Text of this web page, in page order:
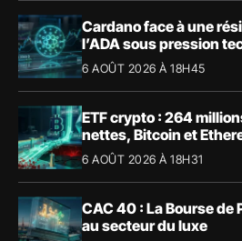
Cardano face à une
l’ADA sous pression
6 AOÛT 2026 À 18H45
ETF crypto : 264
nettes, Bitcoin et
6 AOÛT 2026 À 18H31
CAC 40 : La Bourse de
au secteur du luxe